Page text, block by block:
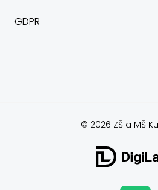
GDPR
© 2026 ZŠ a MŠ